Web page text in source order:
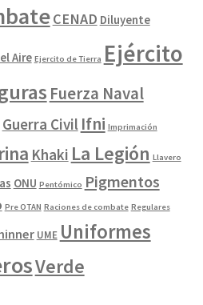
CENAD Diluyente
Aire Ejercito de Tierra Ejército
Fuerza Naval
Guerra Civil Ifni Imprimación
Khaki La Legión Llavero
ONU Pentómico Pigmentos
Pre OTAN Raciones de combate Regulares
UME Uniformes
Verde